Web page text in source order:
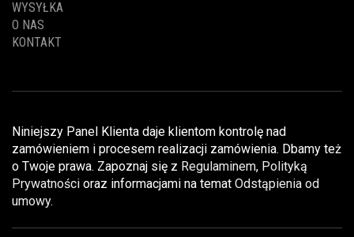
WYSYŁKA
O NAS
KONTAKT
Niniejszy Panel Klienta daje klientom kontrolę nad
zamówieniem i procesem realizacji zamówienia. Dbamy też
o Twoje prawa. Zapoznaj się z Regulaminem, Polityką
Prywatności oraz informacjami na temat Odstąpienia od
umowy.